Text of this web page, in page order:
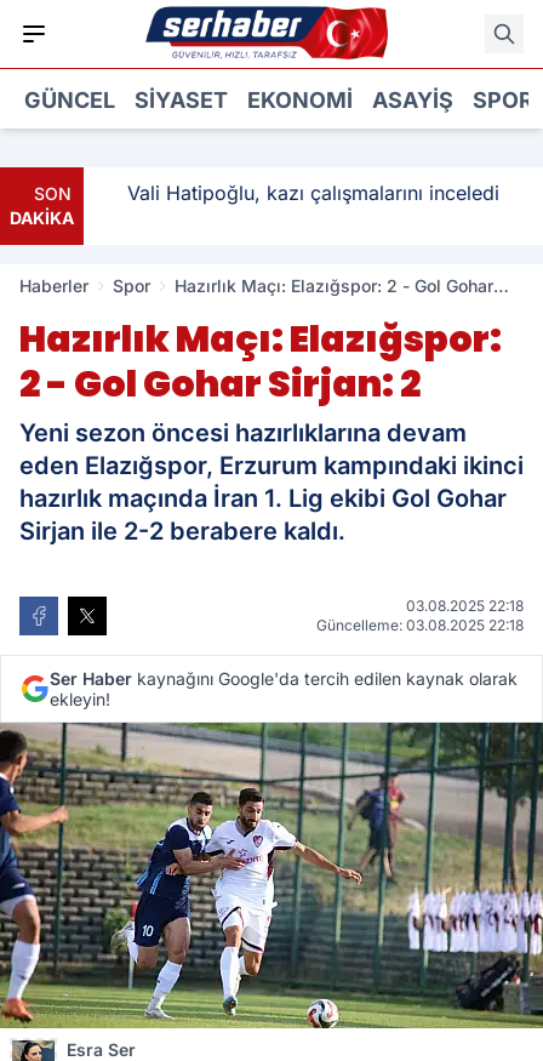
GÜNCEL SIYASET EKONOMI ASAYIŞ SPOR
SON
DAKİKA
Vali Hatipoğlu, kazı çalışmalarını inceledi
Haberler Spor
Hazırlık Maçı: Elazığspor: 2 - Gol Gohar
Hazırlık Maçı: Elazığspor:
2 - Gol Gohar Sirjan: 2
Yeni sezon öncesi hazırlıklarına devam
eden Elazığspor, Erzurum kampındaki ikinci
hazırlık maçında İran 1. Lig ekibi Gol Gohar
Sirjan ile 2-2 berabere kaldı.
03.08.2025 22:18
Güncelleme: 03.08.2025 22:18
Ser Haber kaynağını Google'da tercih edilen kaynak olarak
ekleyin!
Esra Ser